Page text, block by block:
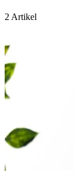
2 Artikel